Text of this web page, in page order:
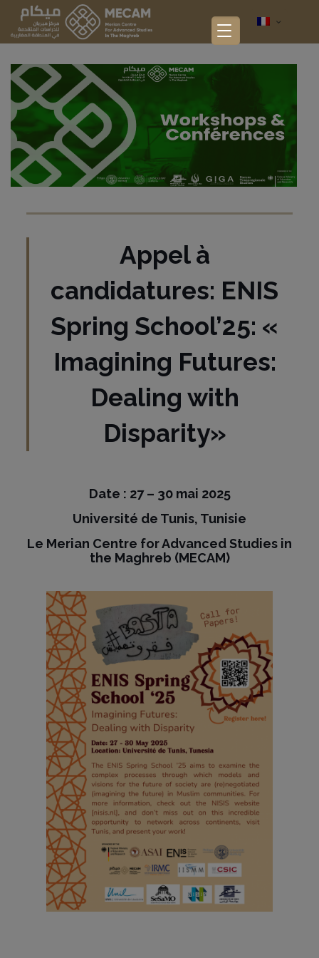
Appel à
candidatures: ENIS
Spring School’25: «
Imagining Futures:
Dealing with
Disparity»
Date : 27 – 30 mai 2025
Université de Tunis, Tunisie
Le Merian Centre for Advanced Studies in
the Maghreb (MECAM)